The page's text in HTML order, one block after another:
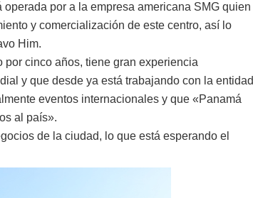
por a la empresa americana SMG quien
y comercialización de este centro, así lo
Him.
por cinco años, tiene gran experiencia
y que desde ya está trabajando con la entidad
eventos internacionales y que «Panamá
al país».
de la ciudad, lo que está esperando el